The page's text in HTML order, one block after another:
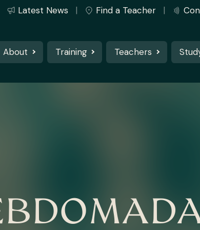
Latest News Find a Teacher
About Training Teachers